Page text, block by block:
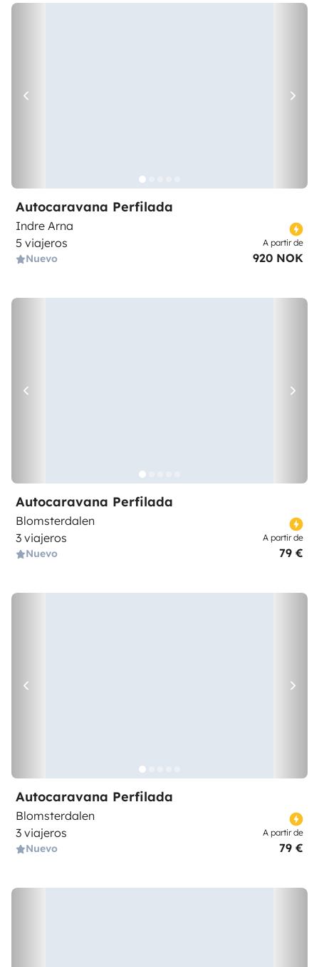
Autocaravana Perfilada
Indre Arna
5 viajeros
Nuevo
A partir de
920 NOK
Autocaravana Perfilada
Blomsterdalen
3 viajeros
Nuevo
A partir de
79 €
Autocaravana Perfilada
Blomsterdalen
3 viajeros
Nuevo
A partir de
79 €